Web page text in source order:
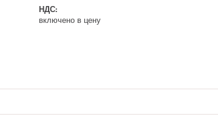
НДС:
включено в цену